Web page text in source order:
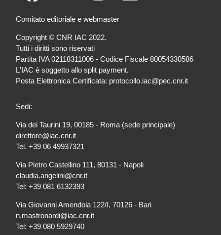
Comitato editoriale e webmaster
Copyright © CNR IAC 2022.
Tutti i diritti sono riservati
Partita IVA 02118311006 - Codice Fiscale 80054330586
L'IAC è soggetto allo split payment.
Posta Elettronica Certificata: protocollo.iac@pec.cnr.it
Sedi:
Via dei Taurini 19, 00185 - Roma (sede principale)
direttore@iac.cnr.it
Tel. +39 06 49937321
Via Pietro Castellino 111, 80131 - Napoli
claudia.angelini@cnr.it
Tel: +39 081 6132393
Via Giovanni Amendola 122/I, 70126 - Bari
n.mastronardi@iac.cnr.it
Tel: +39 080 5929740